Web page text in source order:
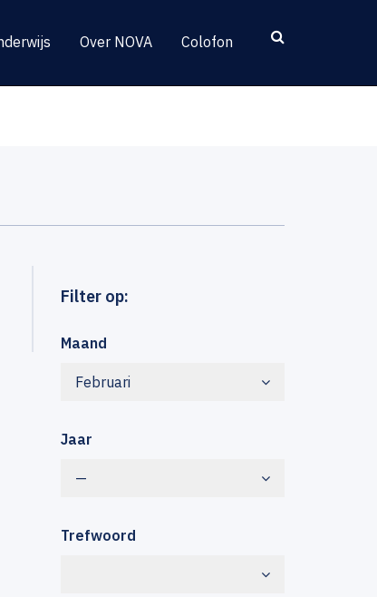
Over NOVA Colofon
Filter op:
Maand
Februari
Jaar
—
Trefwoord